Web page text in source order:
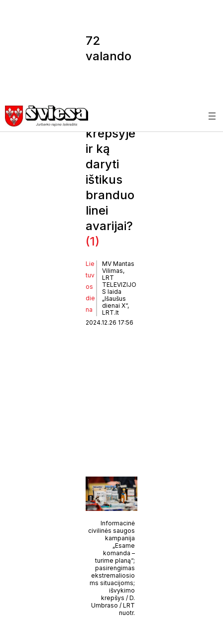
72
valando
turėti
krepšyje
ir ką
daryti
ištikus
branduo
linei
avarijai?
(1)
Lie
tuv
os
die
na
MV Mantas
Vilimas,
LRT
TELEVIZIJO
S laida
„Išaušus
dienai X“,
LRT.lt
2024.12.26 17:56
Informacinė
civilinės saugos
kampanija
„Esame
komanda –
turime planą“;
pasirengimas
ekstremaliosio
ms situacijoms;
išvykimo
krepšys / D.
Umbraso / LRT
nuotr.